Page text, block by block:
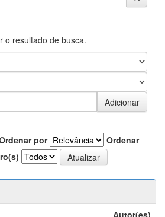
o resultado de busca.
por
Ordenar
Autor(es)